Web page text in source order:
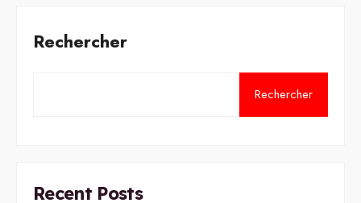
Rechercher
Rechercher
Recent Posts